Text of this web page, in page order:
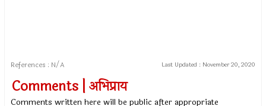
References : N/A Last Updated : November 20, 2020
Comments | अभिप्राय
Comments written here will be public after appropriate